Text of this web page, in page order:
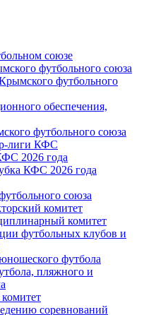
союзе
футбольного союза
футбольного
обеспечения,
футбольного союза
лиги КФС
2026 года
КФС 2026 года
союза
комитет
комитет
футбольных клубов и
футбола
пляжного и
соревнований